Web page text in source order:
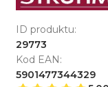
ID produktu:
29773
Kod EAN:
5901477344329